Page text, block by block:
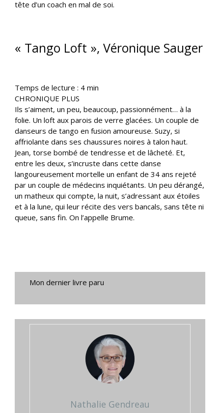
tête d’un coach en mal de soi.
« Tango Loft », Véronique Sauger
Temps de lecture : 4 min
CHRONIQUE PLUS
Ils s’aiment, un peu, beaucoup, passionnément… à la
folie. Un loft aux parois de verre glacées. Un couple de
danseurs de tango en fusion amoureuse. Suzy, si
affriolante dans ses chaussures noires à talon haut.
Jean, torse bombé de tendresse et de lâcheté. Et,
entre les deux, s’incruste dans cette danse
langoureusement mortelle un enfant de 34 ans rejeté
par un couple de médecins inquiétants. Un peu dérangé,
un matheux qui compte, la nuit, s’adressant aux étoiles
et à la lune, qui leur récite des vers bancals, sans tête ni
queue, sans fin. On l’appelle Brume.
Mon dernier livre paru
Nathalie Gendreau